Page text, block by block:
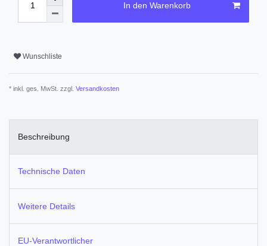
In den Warenkorb
Wunschliste
* inkl. ges. MwSt. zzgl. Versandkosten
Beschreibung
Technische Daten
Weitere Details
EU-Verantwortlicher